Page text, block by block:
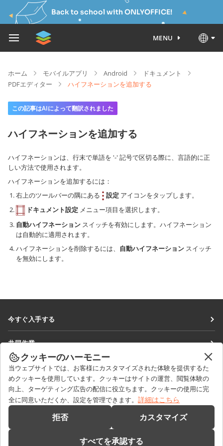
Back to school with ONLYOFFICE!
MENU
ホーム モバイルアプリ Android
ドキュメント
PDFエディター
ハイフネーションを追加する
この記事はAIによって翻訳されました
ハイフネーションを追加する
ハイフネーションは、行末で単語を '-' 記号で区切る際に、言語的に正
しい方法で使用されます。
ハイフネーションを追加するには：
右上のツールバーの隅にある
設定 アイコンをタップします。
ドキュメント設定 メニュー項目を選択します。
自動ハイフネーション スイッチを有効にします。ハイフネーション
は自動的に適用されます。
ハイフネーションを削除するには、 自動ハイフネーション スイッチ
を無効にします。
今すぐ入手する
DocSpace
Workspace
コネクター
デスクトップアプリ
モバイルアプリ
共同作業
貢献者向け
翻訳者向け
インフルエンサー向け
求人情報
ニュースを見る
ブログ
ヘルプを得る
フォーラム
セールスに関する質問
sales@onlyoffice.com
クッキーのハーモニー
当ウェブサイトでは、お客様にカスタマイズされた体験を提供するた
めクッキーを使用しています。クッキーはサイトの運営、閲覧体験の
向上、ターゲティング広告の配信に役立ちます。クッキーの使用に完
全に同意いただくか、設定を管理できます。 詳細はこちら
拒否 カスタマイズ
すべてを承認する